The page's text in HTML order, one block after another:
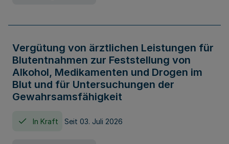
Vergütung von ärztlichen Leistungen für
Blutentnahmen zur Feststellung von
Alkohol, Medikamenten und Drogen im
Blut und für Untersuchungen der
Gewahrsamsfähigkeit
In Kraft Seit 03. Juli 2026